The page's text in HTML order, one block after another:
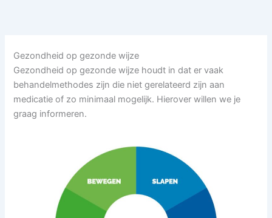
inhoud
Gezondheid op gezonde wijze
Gezondheid op gezonde wijze houdt in dat er vaak
behandelmethodes zijn die niet gerelateerd zijn aan
medicatie of zo minimaal mogelijk. Hierover willen we je
graag informeren.